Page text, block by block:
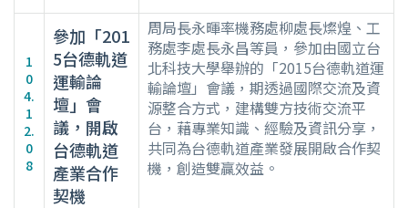
1
0
4.
1
2.
0
8
參加「201
5台德軌道
運輸論
壇」會
議，開啟
台德軌道
產業合作
契機
周局長永暉率機務處柳處長燦煌、工
務處李處長永昌等員，參加由國立台
北科技大學舉辦的「2015台德軌道運
輸論壇」會議，期透過國際交流及資
源整合方式，建構雙方技術交流平
台，藉專業知識、經驗及資訊分享，
共同為台德軌道產業發展開啟合作契
機，創造雙贏效益。